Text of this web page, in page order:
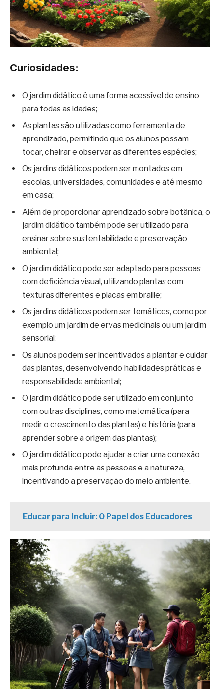
Curiosidades:
O jardim didático é uma forma acessível de ensino
para todas as idades;
As plantas são utilizadas como ferramenta de
aprendizado, permitindo que os alunos possam
tocar, cheirar e observar as diferentes espécies;
Os jardins didáticos podem ser montados em
escolas, universidades, comunidades e até mesmo
em casa;
Além de proporcionar aprendizado sobre botânica, o
jardim didático também pode ser utilizado para
ensinar sobre sustentabilidade e preservação
ambiental;
O jardim didático pode ser adaptado para pessoas
com deficiência visual, utilizando plantas com
texturas diferentes e placas em braille;
Os jardins didáticos podem ser temáticos, como por
exemplo um jardim de ervas medicinais ou um jardim
sensorial;
Os alunos podem ser incentivados a plantar e cuidar
das plantas, desenvolvendo habilidades práticas e
responsabilidade ambiental;
O jardim didático pode ser utilizado em conjunto
com outras disciplinas, como matemática (para
medir o crescimento das plantas) e história (para
aprender sobre a origem das plantas);
O jardim didático pode ajudar a criar uma conexão
mais profunda entre as pessoas e a natureza,
incentivando a preservação do meio ambiente.
Educar para Incluir: O Papel dos Educadores